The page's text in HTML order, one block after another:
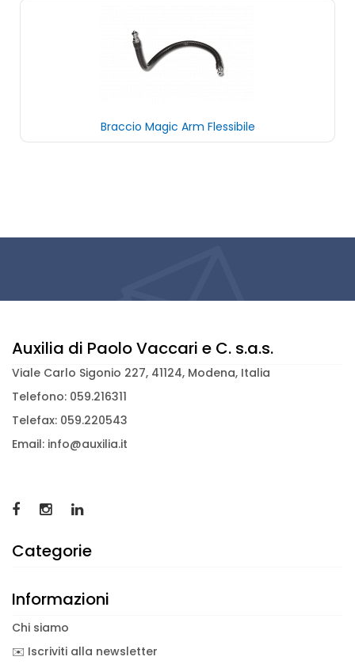
Braccio Magic Arm Flessibile
Auxilia di Paolo Vaccari e C. s.a.s.
Viale Carlo Sigonio 227, 41124, Modena, Italia
Telefono: 059.216311
Telefax: 059.220543
Email: info@auxilia.it
Categorie
Informazioni
Chi siamo
✉️ Iscriviti alla newsletter